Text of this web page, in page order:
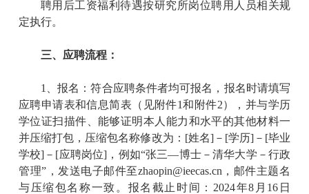
聘用后工资福利待遇按研究所岗位聘用人员相关规
定执行。
三、应聘流程：
1
、报名：符合应聘条件者均可报名，报名时请填写
应聘申请表和信息简表（见附件1和附件2），并与学历
学位证扫描件、能够证明本人能力和水平的其他材料一
并压缩打包，压缩包名称修改为： [姓名]－ [学历]－ [毕业
学校] － [应聘岗位] ，例如“张三—博士－清华大学－行政
管理” ，发送电子邮件至zhaopin@ieecas.cn ，邮件主题名
与压缩包名称一致。报名截止时间： 2024年8 月 16 日